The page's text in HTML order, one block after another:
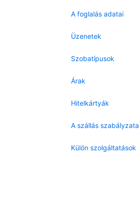
A foglalás adatai
Üzenetek
Szobatípusok
Árak
Hitelkártyák
A szállás szabályzata
Külön szolgáltatások